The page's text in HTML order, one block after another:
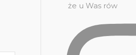
że u Was rów